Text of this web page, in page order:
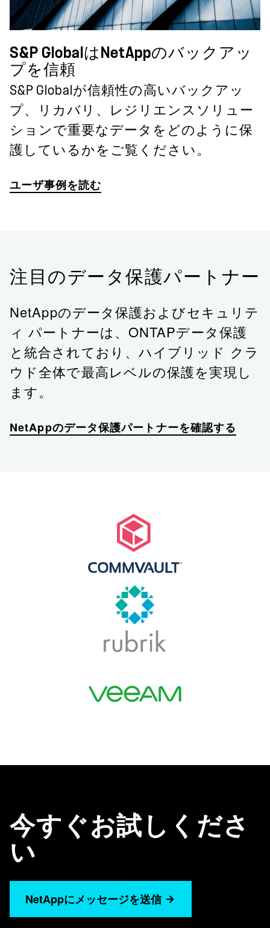
S&P GlobalはNetAppのバックアッ
プを信頼
S&P Globalが信頼性の高いバックアッ
プ、リカバリ、レジリエンスソリュー
ションで重要なデータをどのように保
護しているかをご覧ください。
ユーザ事例を読む
注目のデータ保護パートナー
NetAppのデータ保護およびセキュリテ
ィ パートナーは、ONTAPデータ保護
と統合されており、ハイブリッド クラ
ウド全体で最高レベルの保護を実現し
ます。
NetAppのデータ保護パートナーを確認する
今すぐお試しくださ
い
NetAppにメッセージを送信